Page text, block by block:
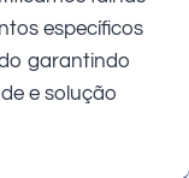
específicos
garantindo
e solução